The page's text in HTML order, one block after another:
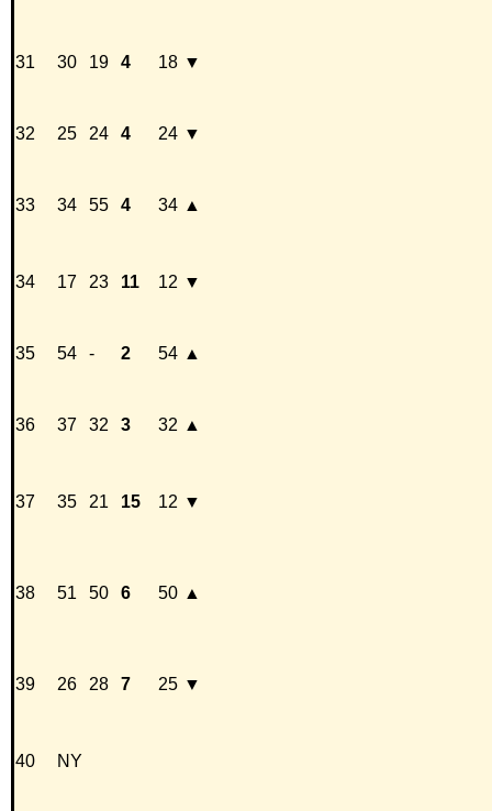
31 30 19 4 18 ▼
32 25 24 4 24 ▼
33 34 55 4 34 ▲
34 17 23 11 12 ▼
35 54 - 2 54 ▲
36 37 32 3 32 ▲
37 35 21 15 12 ▼
38 51 50 6 50 ▲
39 26 28 7 25 ▼
40 NY